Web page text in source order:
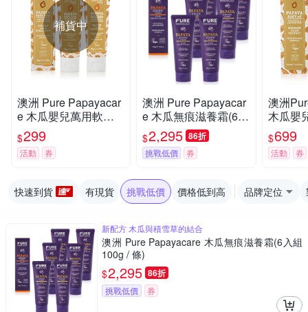
補貨中
澳洲 Pure Papayacar
e 木瓜嬰兒萬用軟膏
含金盞花(2入組 50g/
條) 即期品-2026年8月
16日到期
$299
活動 券
澳洲 Pure Papayacar
e 木瓜無痕滋養霜(6入
組 100g / 條)
$2,295 86折
挑戰低價 券
澳洲
木瓜嬰
(2入組
品-
$699
活動 券
快速到貨 有現貨 挑戰低價 價格低到高 品牌定位
新配方 木瓜與積雪草的結合
澳洲 Pure Papayacare 木瓜無痕滋養霜(6入組
100g / 條)
$2,295 86折
挑戰低價 券